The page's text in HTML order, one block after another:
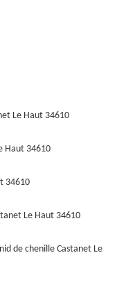
Le Haut 34610
Haut 34610
34610
Le Haut 34610
de chenille Castanet Le